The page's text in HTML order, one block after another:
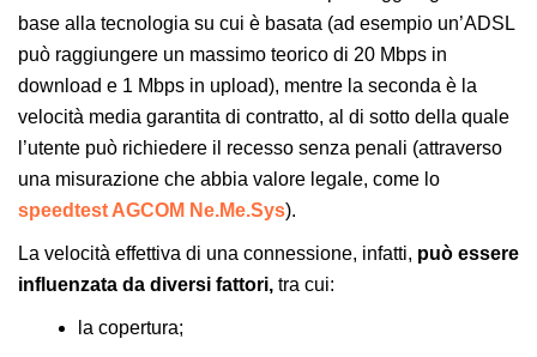
base alla tecnologia su cui è basata (ad esempio un’ADSL
può raggiungere un massimo teorico di 20 Mbps in
download e 1 Mbps in upload), mentre la seconda è la
velocità media garantita di contratto, al di sotto della quale
l’utente può richiedere il recesso senza penali (attraverso
una misurazione che abbia valore legale, come lo
speedtest AGCOM Ne.Me.Sys).
La velocità effettiva di una connessione, infatti, può essere
influenzata da diversi fattori, tra cui:
la copertura;